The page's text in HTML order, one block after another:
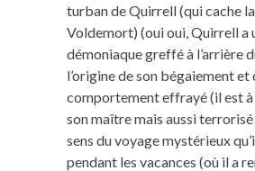
turban de Quirrell (qui cache
Voldemort) (oui oui, Quirrell a
démoniaque greffé à l’arrière
l’origine de son bégaiement et
comportement effrayé (il est à
son maître mais aussi
sens du voyage mystérieux
pendant les vacances (où il a